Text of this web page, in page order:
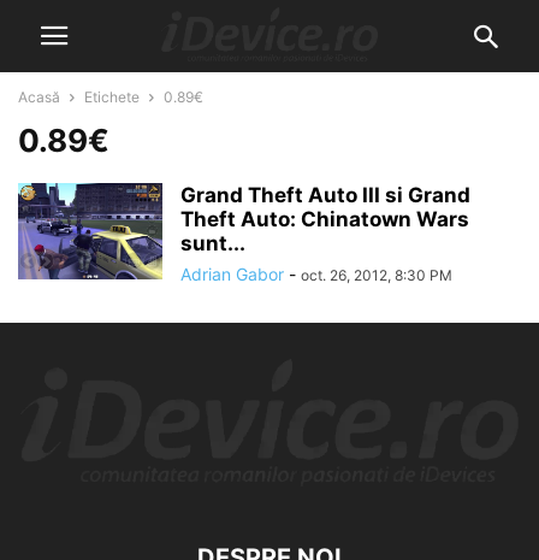
Acasă Etichete 0.89€
0.89€
Grand Theft Auto III si Grand
Theft Auto: Chinatown Wars
sunt...
Adrian Gabor - oct. 26, 2012, 8:30 PM